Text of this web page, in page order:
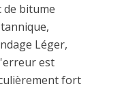
de bitume
Léger,
est
fort